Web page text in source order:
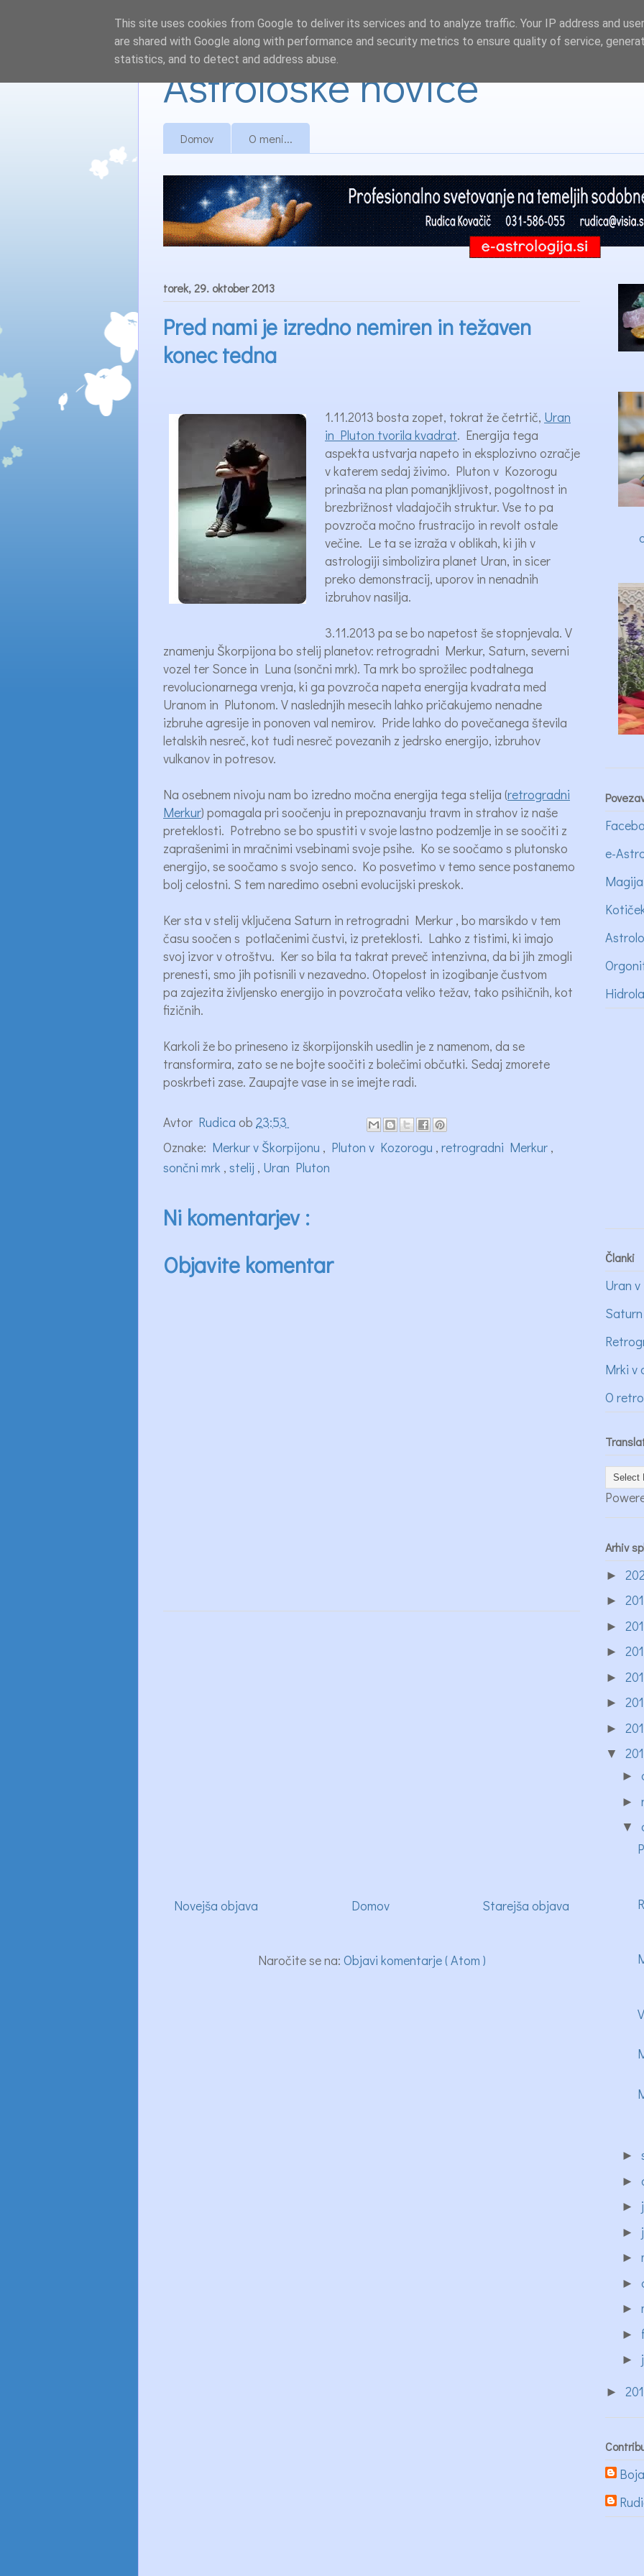
Astrološke novice
Domov O meni...
torek, 29. oktober 2013
Pred nami je izredno nemiren in težaven
konec tedna
1.11.2013 bosta zopet, tokrat že četrtič, Uran
in Pluton tvorila kvadrat. Energija tega
aspekta ustvarja napeto in eksplozivno ozračje
v katerem sedaj živimo. Pluton v Kozorogu
prinaša na plan pomanjkljivost, pogoltnost in
brezbrižnost vladajočih struktur. Vse to pa
povzroča močno frustracijo in revolt ostale
večine. Le ta se izraža v oblikah, ki jih v
astrologiji simbolizira planet Uran, in sicer
preko demonstracij, uporov in nenadnih
izbruhov nasilja.
3.11.2013 pa se bo napetost še stopnjevala. V
znamenju Škorpijona bo stelij planetov: retrogradni Merkur, Saturn, severni
vozel ter Sonce in Luna (sončni mrk). Ta mrk bo sprožilec podtalnega
revolucionarnega vrenja, ki ga povzroča napeta energija kvadrata med
Uranom in Plutonom. V naslednjih mesecih lahko pričakujemo nenadne
izbruhe agresije in ponoven val nemirov. Pride lahko do povečanega števila
letalskih nesreč, kot tudi nesreč povezanih z jedrsko energijo, izbruhov
vulkanov in potresov.
Na osebnem nivoju nam bo izredno močna energija tega stelija (retrogradni
Merkur) pomagala pri soočenju in prepoznavanju travm in strahov iz naše
preteklosti. Potrebno se bo spustiti v svoje lastno podzemlje in se soočiti z
zaprašenimi in mračnimi vsebinami svoje psihe. Ko se soočamo s plutonsko
energijo, se soočamo s svojo senco. Ko posvetimo v temo sence postanemo
bolj celostni. S tem naredimo osebni evolucijski preskok.
Ker sta v stelij vključena Saturn in retrogradni Merkur , bo marsikdo v tem
času soočen s potlačenimi čustvi, iz preteklosti. Lahko z tistimi, ki imajo
svoj izvor v otroštvu. Ker so bila ta takrat preveč intenzivna, da bi jih zmogli
prenesti, smo jih potisnili v nezavedno. Otopelost in izogibanje čustvom
pa zajezita življensko energijo in povzročata veliko težav, tako psihičnih, kot
fizičnih.
Karkoli že bo prineseno iz škorpijonskih usedlin je z namenom, da se
transformira, zato se ne bojte soočiti z bolečimi občutki. Sedaj zmorete
poskrbeti zase. Zaupajte vase in se imejte radi.
Avtor Rudica ob 23:53
Oznake: Merkur v Škorpijonu , Pluton v Kozorogu , retrogradni Merkur ,
sončni mrk , stelij , Uran Pluton
Ni komentarjev :
Objavite komentar
Novejša objava Starejša objava
Domov
Naročite se na: Objavi komentarje ( Atom )
e-
Članki
Uran
Mrki v
O
Arhiv
►
►
►
►
►
►
►
▼
►
►
▼
►
►
►
►
►
►
►
►
►
►
This site uses cookies from Google to deliver its services and to analyze traffic. Your IP address and
are shared with Google along with performance and security metrics to ensure quality of service,
statistics, and to detect and address abuse.